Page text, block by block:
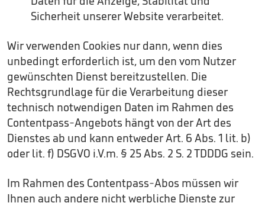
Sicherheit unserer Website verarbeitet.
Wir verwenden Cookies nur dann, wenn dies
unbedingt erforderlich ist, um den vom Nutzer
gewünschten Dienst bereitzustellen. Die
Rechtsgrundlage für die Verarbeitung dieser
technisch notwendigen Daten im Rahmen des
Contentpass-Angebots hängt von der Art des
Dienstes ab und kann entweder Art. 6 Abs. 1 lit. b)
oder lit. f) DSGVO i.V.m. § 25 Abs. 2 S. 2 TDDDG sein.
Im Rahmen des Contentpass-Abos müssen wir
Ihnen auch andere nicht werbliche Dienste zur